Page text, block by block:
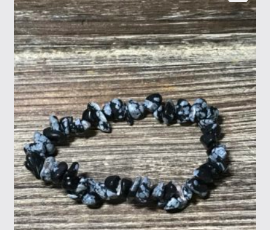
Myymälät
Oma tili
Ostoskori
Tietosuojaseloste
Tuotteet
Yritysinfo